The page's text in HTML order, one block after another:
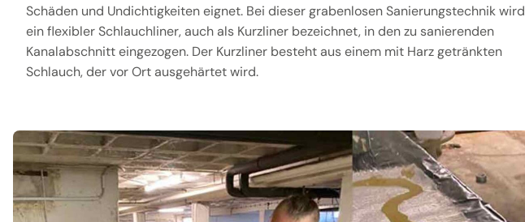
Schäden und Undichtigkeiten eignet. Bei dieser grabenlosen Sanierungstechnik wird
ein flexibler Schlauchliner, auch als Kurzliner bezeichnet, in den zu sanierenden
Kanalabschnitt eingezogen. Der Kurzliner besteht aus einem mit Harz getränkten
Schlauch, der vor Ort ausgehärtet wird.